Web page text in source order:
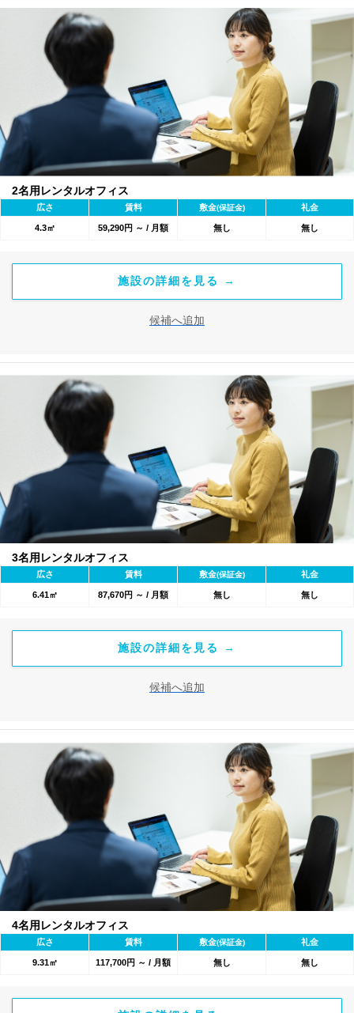
2名用レンタルオフィス
広さ 賃料 敷金(保証金) 礼金
4.3㎡ 59,290円 ～ / 月額 無し 無し
施設の詳細を見る →
候補へ追加
3名用レンタルオフィス
広さ 賃料 敷金(保証金) 礼金
6.41㎡ 87,670円 ～ / 月額 無し 無し
施設の詳細を見る →
候補へ追加
4名用レンタルオフィス
広さ 賃料 敷金(保証金) 礼金
9.31㎡ 117,700円 ～ / 月額 無し 無し